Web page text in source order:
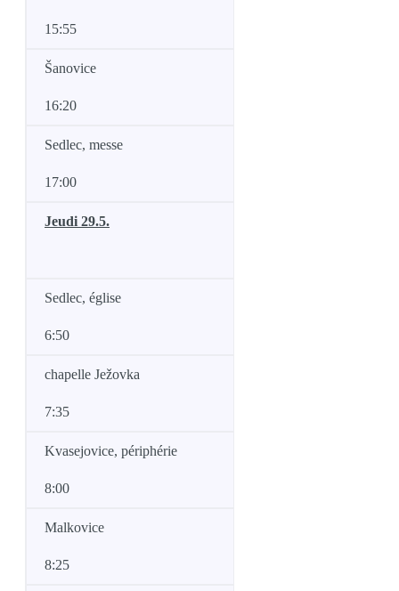
15:55
Šanovice
16:20
Sedlec, messe
17:00
Jeudi 29.5.
Sedlec, église
6:50
chapelle Ježovka
7:35
Kvasejovice, périphérie
8:00
Malkovice
8:25